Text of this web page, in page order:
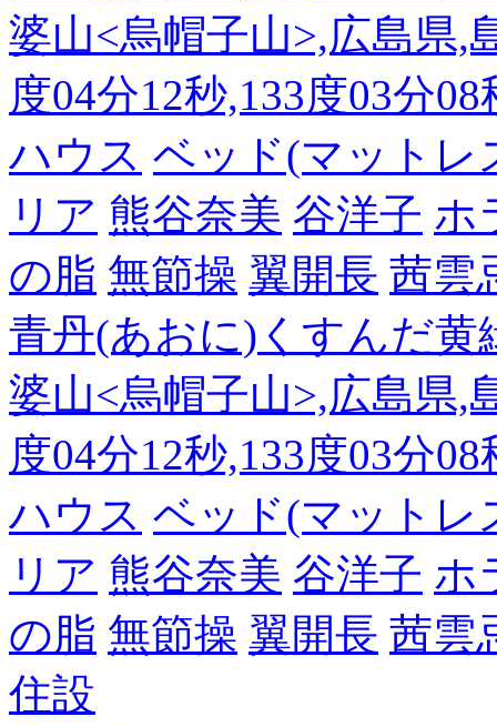
婆山<烏帽子山>,広島県,
度04分12秒,133度03分
ハウス ベッド(マットレ
リア 熊谷奈美 谷洋子 ホ
の脂 無節操 翼開長 茜雲
青丹(あおに)くすんだ黄
婆山<烏帽子山>,広島県,
度04分12秒,133度03分
ハウス ベッド(マットレ
リア 熊谷奈美 谷洋子 ホ
の脂 無節操 翼開長 茜雲
住設